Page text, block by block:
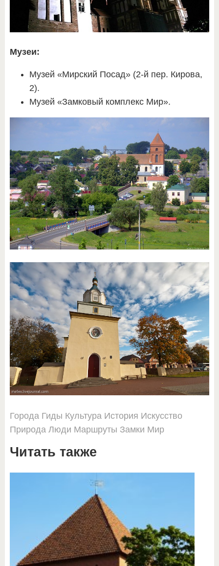
Музеи:
Музей «Мирский Посад» (2-й пер. Кирова,
2).
Музей «Замковый комплекс Мир».
Города Гиды Культура История Искусство
Природа Люди Маршруты Замки Мир
Читать также